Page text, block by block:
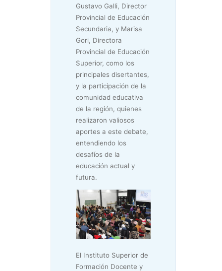
Gustavo Galli, Director
Provincial de Educación
Secundaria, y Marisa
Gori, Directora
Provincial de Educación
Superior, como los
principales disertantes,
y la participación de la
comunidad educativa
de la región, quienes
realizaron valiosos
aportes a este debate,
entendiendo los
desafíos de la
educación actual y
futura.
El Instituto Superior de
Formación Docente y